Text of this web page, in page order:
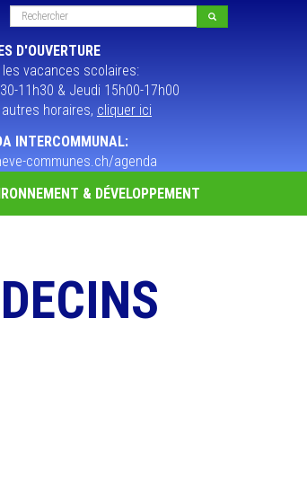
Rechercher Rechercher
D'OUVERTURE
les vacances scolaires:
11h30 & Jeudi 15h00-17h00
horaires, cliquer ici
INTERCOMMUNAL:
communes.ch/agenda
& DÉVELOPPEMENT